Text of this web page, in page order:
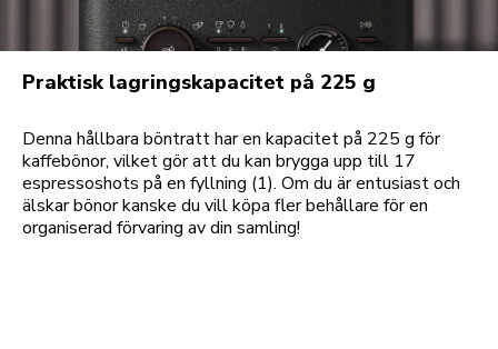
Praktisk lagringskapacitet på 225 g
Denna hållbara böntratt har en kapacitet på 225 g för
kaffebönor, vilket gör att du kan brygga upp till 17
espressoshots på en fyllning (1). Om du är entusiast och
älskar bönor kanske du vill köpa fler behållare för en
organiserad förvaring av din samling!